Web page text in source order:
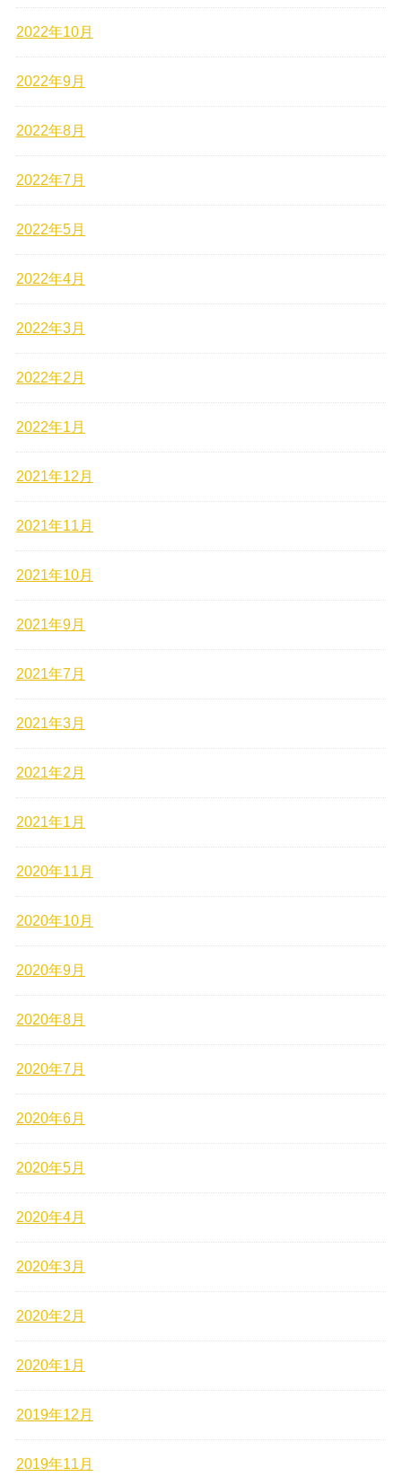
2022年10月
2022年9月
2022年8月
2022年7月
2022年5月
2022年4月
2022年3月
2022年2月
2022年1月
2021年12月
2021年11月
2021年10月
2021年9月
2021年7月
2021年3月
2021年2月
2021年1月
2020年11月
2020年10月
2020年9月
2020年8月
2020年7月
2020年6月
2020年5月
2020年4月
2020年3月
2020年2月
2020年1月
2019年12月
2019年11月